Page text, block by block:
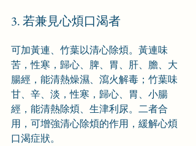
3. 若兼見心煩口渴者
可加黃連、竹葉以清心除煩。黃連味
苦，性寒，歸心、脾、胃、肝、膽、大
腸經，能清熱燥濕、瀉火解毒；竹葉味
甘、辛、淡，性寒，歸心、胃、小腸
經，能清熱除煩、生津利尿。二者合
用，可增強清心除煩的作用，緩解心煩
口渴症狀。